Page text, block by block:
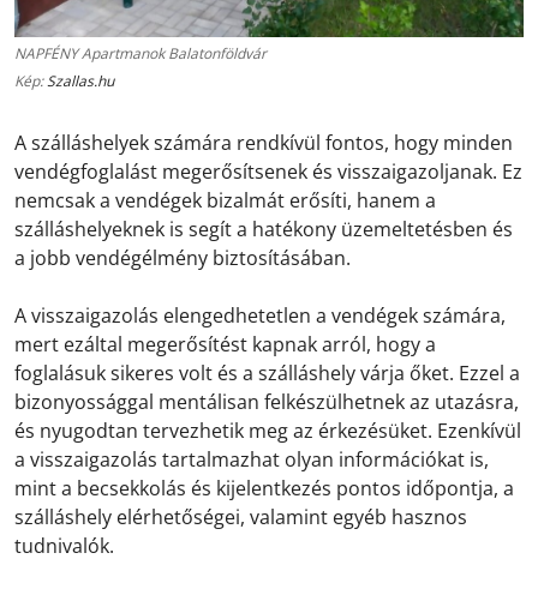
NAPFÉNY Apartmanok Balatonföldvár
Kép:Szallas.hu
A szálláshelyek számára rendkívül fontos, hogy minden
vendégfoglalást megerősítsenek és visszaigazoljanak. Ez
nemcsak a vendégek bizalmát erősíti, hanem a
szálláshelyeknek is segít a hatékony üzemeltetésben és
a jobb vendégélmény biztosításában.
A visszaigazolás elengedhetetlen a vendégek számára,
mert ezáltal megerősítést kapnak arról, hogy a
foglalásuk sikeres volt és a szálláshely várja őket. Ezzel a
bizonyossággal mentálisan felkészülhetnek az utazásra,
és nyugodtan tervezhetik meg az érkezésüket. Ezenkívül
a visszaigazolás tartalmazhat olyan információkat is,
mint a becsekkolás és kijelentkezés pontos időpontja, a
szálláshely elérhetőségei, valamint egyéb hasznos
tudnivalók.